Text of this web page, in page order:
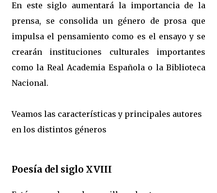
En este siglo aumentará la importancia de la
prensa, se consolida un género de prosa que
impulsa el pensamiento como es el ensayo y se
crearán instituciones culturales importantes
como la Real Academia Española o la Biblioteca
Nacional.
Veamos las características y principales autores
en los distintos géneros
Poesía del siglo XVIII